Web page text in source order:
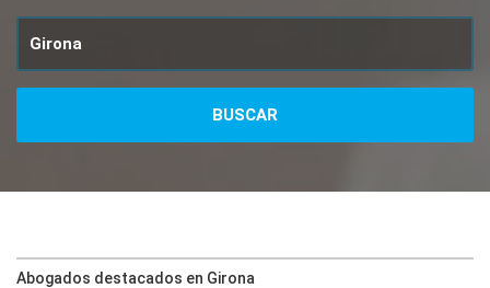
Abogados destacados en Girona